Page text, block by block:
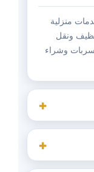
منزلية
ونقل
وشراء